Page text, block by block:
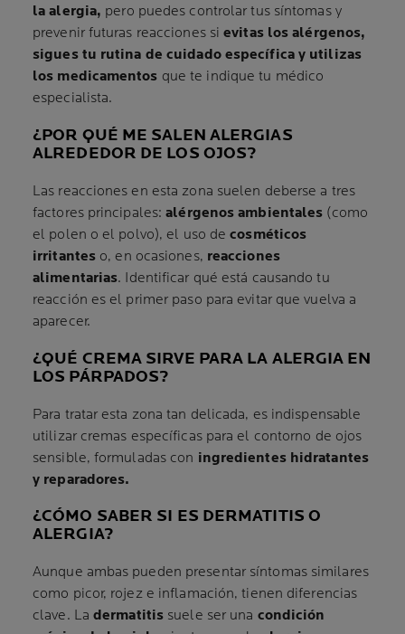
la alergia, pero puedes controlar tus síntomas y
prevenir futuras reacciones sievitas los alérgenos,
sigues tu rutina de cuidado específica y utilizas
los medicamentos que te indique tu médico
especialista.
¿POR QUÉ ME SALEN ALERGIAS
ALREDEDOR DE LOS OJOS?
Las reacciones en esta zona suelen deberse a tres
factores principales:alérgenos ambientales (como
el polen o el polvo), el uso decosméticos
irritantes o, en ocasiones, reacciones
alimentarias. Identificar qué está causando tu
reacción es el primer paso para evitar que vuelva a
aparecer.
¿QUÉ CREMA SIRVE PARA LA ALERGIA EN
LOS PÁRPADOS?
Para tratar esta zona tan delicada, es indispensable
utilizar cremas específicas para el contorno de ojos
sensible, formuladas con ingredientes hidratantes
y reparadores.
¿CÓMO SABER SI ES DERMATITIS O
ALERGIA?
Aunque ambas pueden presentar síntomas similares
como picor, rojez e inflamación, tienen diferencias
clave. La dermatitis suele ser una condición